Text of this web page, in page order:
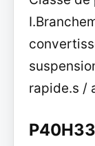
rapide.s /